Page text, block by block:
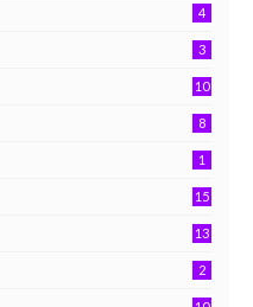
4
3
10
8
1
15
13
2